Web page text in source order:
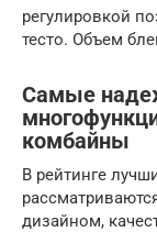
регулировкой
тесто. Объем
Самые
комбайны
В рейтинге
дизайном,